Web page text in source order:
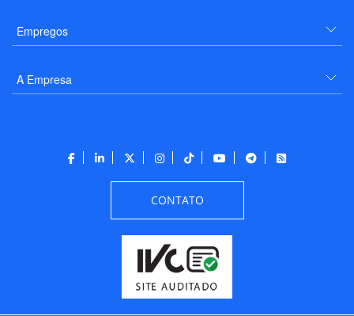
Empregos
A Empresa
CONTATO